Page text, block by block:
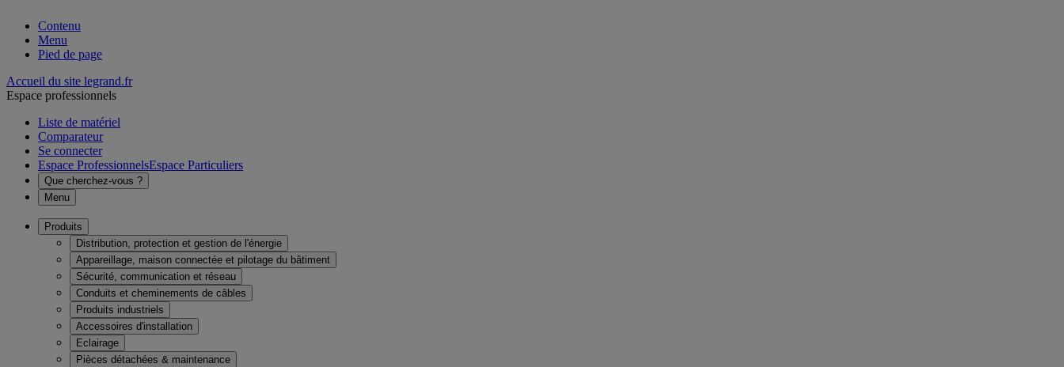
Contenu
Menu
Pied de page
Accueil du site legrand.fr
Espace professionnels
Liste de matériel
Comparateur
Se connecter
Espace ProfessionnelsEspace Particuliers
Que cherchez-vous ?
Menu
Produits
Distribution, protection et gestion de l'énergie
Appareillage, maison connectée et pilotage du bâtiment
Sécurité, communication et réseau
Conduits et cheminements de câbles
Produits industriels
Accessoires d'installation
Eclairage
Pièces détachées & maintenance